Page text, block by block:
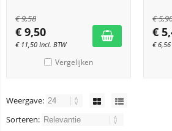
€9,58
€ 9,50
€ 11,50 Incl. BTW
Vergelijken
€
€
€6,56
Weergave:
Sorteren: